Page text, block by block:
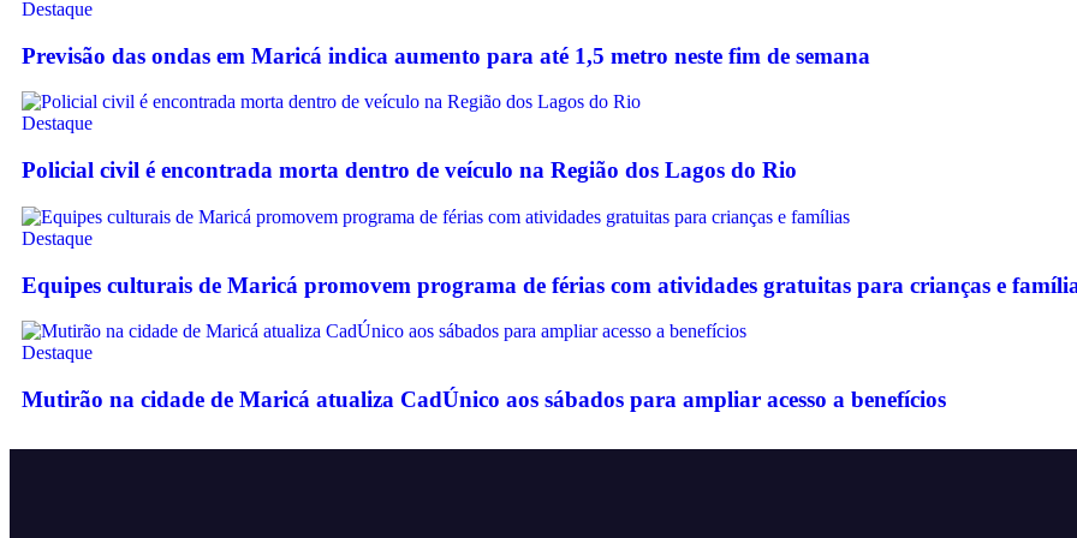
Destaque
Previsão das ondas em Maricá indica aumento para até 1,5 metro neste fim de semana
Destaque
Policial civil é encontrada morta dentro de veículo na Região dos Lagos do Rio
Destaque
Equipes culturais de Maricá promovem programa de férias com atividades gratuitas para crianças e
Destaque
Mutirão na cidade de Maricá atualiza CadÚnico aos sábados para ampliar acesso a benefícios